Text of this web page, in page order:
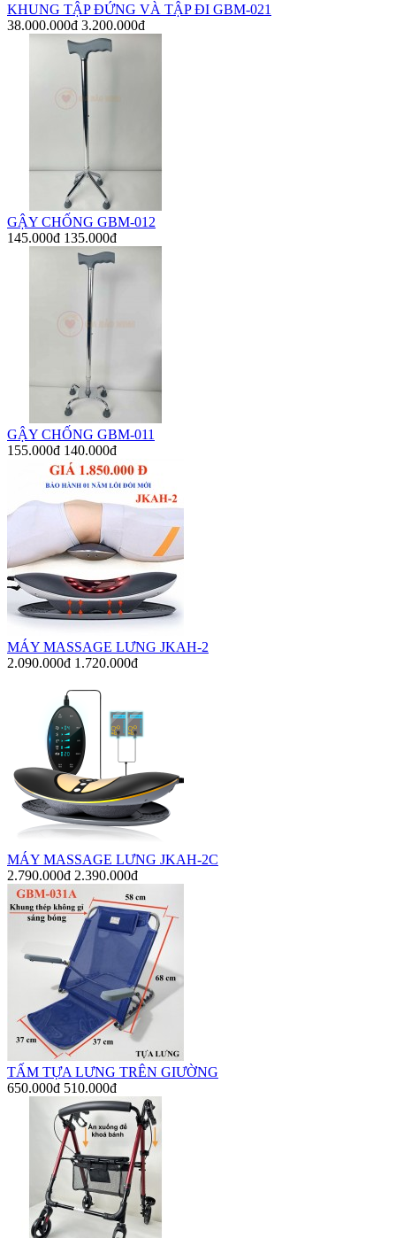
KHUNG TẬP ĐỨNG VÀ TẬP ĐI GBM-021
38.000.000đ 3.200.000đ
GẬY CHỐNG GBM-012
145.000đ 135.000đ
GẬY CHỐNG GBM-011
155.000đ 140.000đ
MÁY MASSAGE LƯNG JKAH-2
2.090.000đ 1.720.000đ
MÁY MASSAGE LƯNG JKAH-2C
2.790.000đ 2.390.000đ
TẤM TỰA LƯNG TRÊN GIƯỜNG
650.000đ 510.000đ